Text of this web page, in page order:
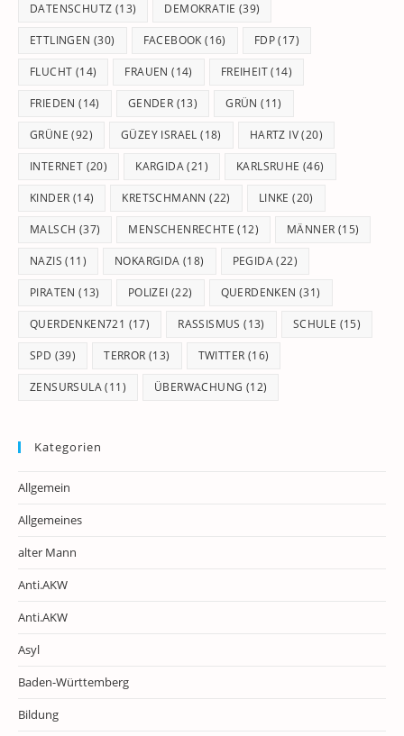
DATENSCHUTZ (13) DEMOKRATIE (39)
ETTLINGEN (30) FACEBOOK (16) FDP(17)
FLUCHT (14) FRAUEN (14) FREIHEIT(14)
FRIEDEN (14) GENDER (13) GRÜN (11)
GRÜNE (92) GÜZEY ISRAEL (18) HARTZ IV(20)
INTERNET (20) KARGIDA(21) KARLSRUHE (46)
KINDER (14) KRETSCHMANN (22) LINKE (20)
MALSCH (37) MENSCHENRECHTE (12) MÄNNER (15)
NAZIS (11) NOKARGIDA (18) PEGIDA(22)
PIRATEN (13) POLIZEI (22) QUERDENKEN (31)
QUERDENKEN721 (17) RASSISMUS (13) SCHULE (15)
SPD (39) TERROR (13) TWITTER (16)
ZENSURSULA(11) ÜBERWACHUNG (12)
Kategorien
Allgemein
Allgemeines
alter Mann
Anti.AKW
Anti.AKW
Asyl
Baden-Württemberg
Bildung